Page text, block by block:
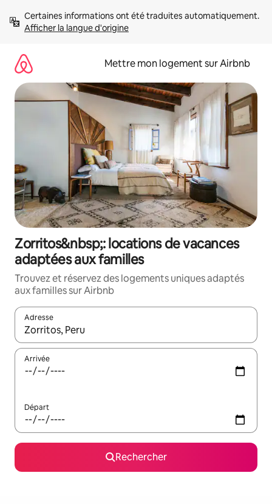
directement
Afficher la langue d'origine
Mettre mon logement sur Airbnb
Zorritos&nbsp;: locations de vacances
adaptées aux familles
Trouvez et réservez des logements uniques adaptés
aux familles sur Airbnb
Adresse
Lorsque les résultats s'affichent, utilisez les flèches vers le
Arrivée
Départ
Rechercher